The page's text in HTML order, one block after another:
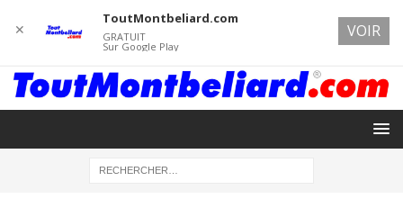
✕
ToutMontbeliard.com
GRATUIT
Sur Google Play
VOIR